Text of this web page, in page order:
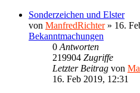
Sonderzeichen und Elster
von ManfredRichter» 16.
Bekanntmachungen
0 Antworten
219904 Zugriffe
Letzter Beitrag von
16. Feb 2019, 12:31